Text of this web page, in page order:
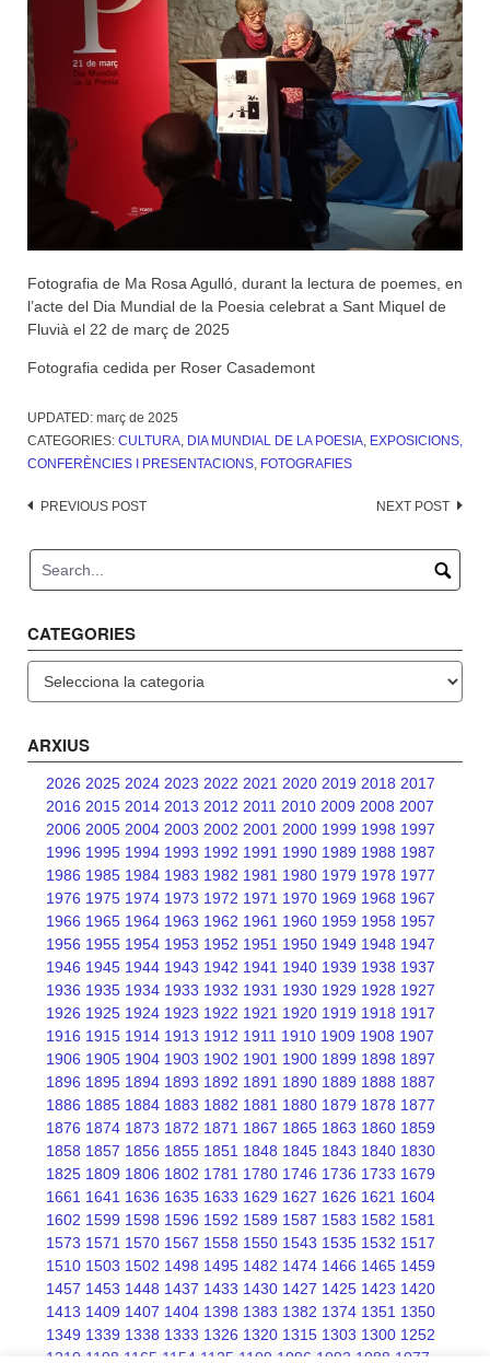
Fotografia de Ma Rosa Agulló, durant la lectura de poemes, en
l’acte del Dia Mundial de la Poesia celebrat a Sant Miquel de
Fluvià el 22 de març de 2025
Fotografia cedida per Roser Casademont
UPDATED: març de 2025
CATEGORIES: CULTURA DIA MUNDIAL DE LA POESIA EXPOSICIONS,
CONFERÈNCIES I PRESENTACIONS FOTOGRAFIES
Post
PREVIOUS POST NEXT POST
CATEGORIES
Categories
ARXIUS
2026 2025 2024 2023 2022 2021 2020 2019 2018 2017
2016 2015 2014 2013 2012 2011 2010 2009 2008 2007
2006 2005 2004 2003 2002 2001 2000 1999 1998 1997
1996 1995 1994 1993 1992 1991 1990 1989 1988 1987
1986 1985 1984 1983 1982 1981 1980 1979 1978 1977
1976 1975 1974 1973 1972 1971 1970 1969 1968 1967
1966 1965 1964 1963 1962 1961 1960 1959 1958 1957
1956 1955 1954 1953 1952 1951 1950 1949 1948 1947
1946 1945 1944 1943 1942 1941 1940 1939 1938 1937
1936 1935 1934 1933 1932 1931 1930 1929 1928 1927
1926 1925 1924 1923 1922 1921 1920 1919 1918 1917
1916 1915 1914 1913 1912 1911 1910 1909 1908 1907
1906 1905 1904 1903 1902 1901 1900 1899 1898 1897
1896 1895 1894 1893 1892 1891 1890 1889 1888 1887
1886 1885 1884 1883 1882 1881 1880 1879 1878 1877
1876 1874 1873 1872 1871 1867 1865 1863 1860 1859
1858 1857 1856 1855 1851 1848 1845 1843 1840 1830
1825 1809 1806 1802 1781 1780 1746 1736 1733 1679
1661 1641 1636 1635 1633 1629 1627 1626 1621 1604
1602 1599 1598 1596 1592 1589 1587 1583 1582 1581
1573 1571 1570 1567 1558 1550 1543 1535 1532 1517
1510 1503 1502 1498 1495 1482 1474 1466 1465 1459
1457 1453 1448 1437 1433 1430 1427 1425 1423 1420
1413 1409 1407 1404 1398 1383 1382 1374 1351 1350
1349 1339 1338 1333 1326 1320 1315 1303 1300 1252
1210 1198 1165 1154 1125 1109 1096 1092 1088 1077